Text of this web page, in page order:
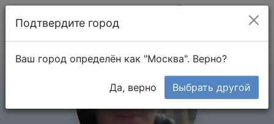
Подтвердите город
Ваш город определён как "Москва". Верно?
Да, верно Выбрать другой